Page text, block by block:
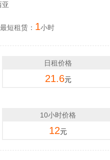
亚
最短租赁： 1小时
日租价格
21.6元
10小时价格
12元